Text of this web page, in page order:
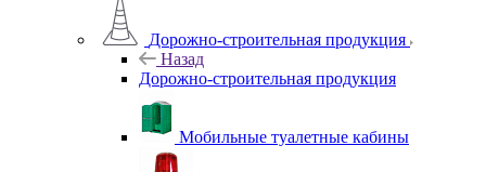
Дорожно-строительная продукция
Назад
Дорожно-строительная продукция
Мобильные туалетные кабины